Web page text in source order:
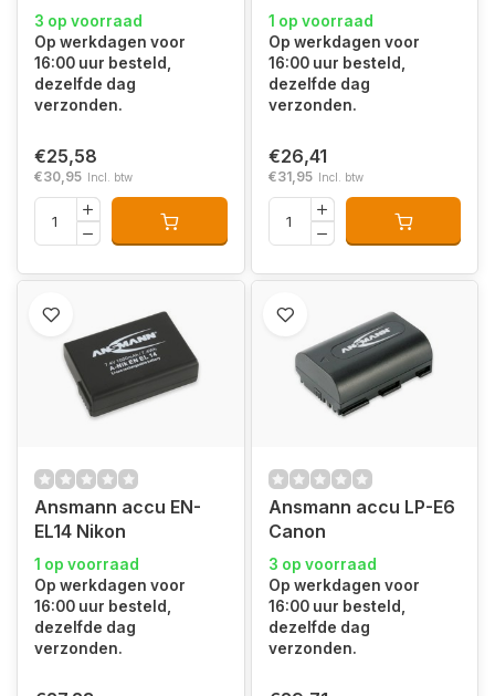
3 op voorraad
Op werkdagen voor
16:00 uur besteld,
dezelfde dag
verzonden.
€25,58
€30,95 Incl. btw
1 op voorraad
Op werkdagen voor
16:00 uur besteld,
dezelfde dag
verzonden.
€26,41
€31,95 Incl. btw
Ansmann accu EN-
EL14 Nikon
1 op voorraad
Op werkdagen voor
16:00 uur besteld,
dezelfde dag
verzonden.
Ansmann accu LP-E6
Canon
3 op voorraad
Op werkdagen voor
16:00 uur besteld,
dezelfde dag
verzonden.